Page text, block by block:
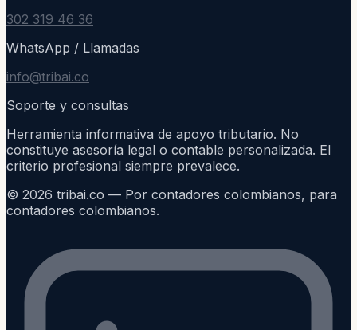
302 319 46 36
WhatsApp / Llamadas
info@tribai.co
Soporte y consultas
Herramienta informativa de apoyo tributario. No
constituye asesoría legal o contable personalizada. El
criterio profesional siempre prevalece.
© 2026 tribai.co — Por contadores colombianos, para
contadores colombianos.